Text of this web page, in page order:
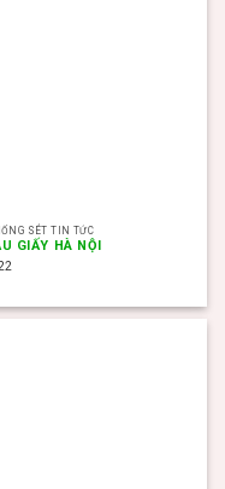
SÉT TIN TỨC
GIẤY HÀ NỘI